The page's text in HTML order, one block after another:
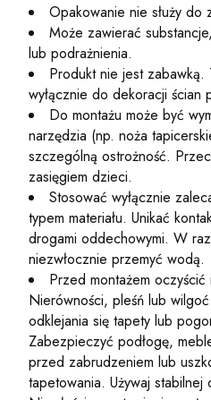
Opakowanie nie służy do
Może zawierać
lub podrażnienia.
Produkt nie jest
wyłącznie do dekoracji ścian
Do montażu może być
narzędzia (np. noża
szczególną ostrożność.
zasięgiem dzieci.
Stosować wyłącznie
typem materiału. Unikać
drogami oddechowymi. W
niezwłocznie przemyć wodą.
Przed montażem oczyścić
Nierówności, pleśń lub
odklejania się tapety lub
Zabezpieczyć podłogę,
przed zabrudzeniem lub
tapetowania. Używaj stabilnej